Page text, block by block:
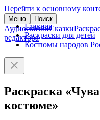
Перейти к основному
Меню Поиск
АудиосказкиСказки
редактора
Главная
Раскраски для детей
Костюмы народов
Раскраска
костюме»